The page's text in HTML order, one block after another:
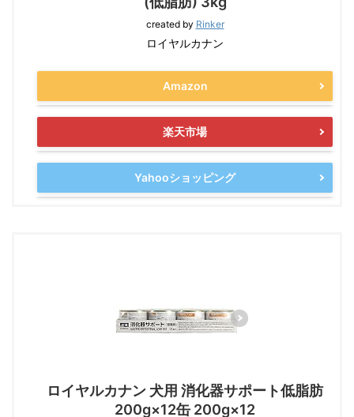
created by Rinker
ロイヤルカナン
Amazon
楽天市場
Yahooショッピング
ロイヤルカナン 犬用 消化器サポート低脂肪
200g×12缶 200g×12